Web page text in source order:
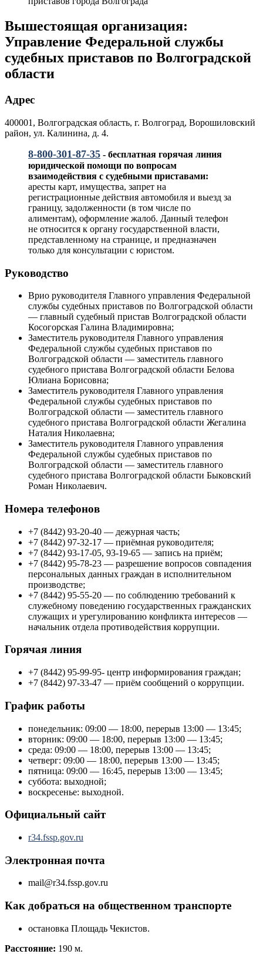
Вышестоящая организация:
Управление Федеральной службы
судебных приставов по Волгоградской
области
Адрес
400001, Волгоградская область, г. Волгоград, Ворошиловский
район, ул. Калинина, д. 4.
8-800-301-87-35 - бесплатная горячая линия
юридической помощи по вопросам
взаимодействия с судебными приставами:
аресты карт, имущества, запрет на
регистрационные действия автомобиля и выезд за
границу, задолженности (в том числе по
алиментам), оформление жалоб. Данный телефон
не относится к органу государственной власти,
представленному на странице, и предназначен
только для консультации с юристом.
Руководство
Врио руководителя Главного управления Федеральной
службы судебных приставов по Волгоградской области
— главный судебный пристав Волгоградской области
Косогорская Галина Владимировна;
Заместитель руководителя Главного управления
Федеральной службы судебных приставов по
Волгоградской области — заместитель главного
судебного пристава Волгоградской области Белова
Юлиана Борисовна;
Заместитель руководителя Главного управления
Федеральной службы судебных приставов по
Волгоградской области — заместитель главного
судебного пристава Волгоградской области Жегалина
Наталия Николаевна;
Заместитель руководителя Главного управления
Федеральной службы судебных приставов по
Волгоградской области — заместитель главного
судебного пристава Волгоградской области Быковский
Роман Николаевич.
Номера телефонов
+7 (8442) 93-20-40 — дежурная часть;
+7 (8442) 97-32-17 — приёмная руководителя;
+7 (8442) 93-17-05, 93-19-65 — запись на приём;
+7 (8442) 95-78-23 — разрешение вопросов совпадения
персональных данных граждан в исполнительном
производстве;
+7 (8442) 95-55-20 — по соблюдению требований к
служебному поведению государственных гражданских
служащих и урегулированию конфликта интересов —
начальник отдела противодействия коррупции.
Горячая линия
+7 (8442) 95-99-95- центр информирования граждан;
+7 (8442) 97-33-47 — приём сообщений о коррупции.
График работы
понедельник: 09:00 — 18:00, перерыв 13:00 — 13:45;
вторник: 09:00 — 18:00, перерыв 13:00 — 13:45;
среда: 09:00 — 18:00, перерыв 13:00 — 13:45;
четверг: 09:00 — 18:00, перерыв 13:00 — 13:45;
пятница: 09:00 — 16:45, перерыв 13:00 — 13:45;
суббота: выходной;
воскресенье: выходной.
Официальный сайт
r34.fssp.gov.ru
Электронная почта
mail@r34.fssp.gov.ru
Как добраться на общественном транспорте
остановка Площадь Чекистов.
Расстояние: 190 м.